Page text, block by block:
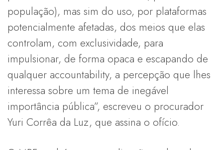
população), mas sim do uso, por plataformas
potencialmente afetadas, dos meios que elas
controlam, com exclusividade, para
impulsionar, de forma opaca e escapando de
qualquer accountability, a percepção que lhes
interessa sobre um tema de inegável
importância pública”, escreveu o procurador
Yuri Corrêa da Luz, que assina o ofício.